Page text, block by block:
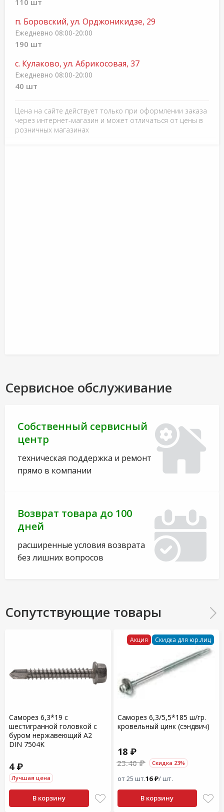
п. Боровский, ул. Орджоникидзе, 29
Ежедневно 08:00-20:00
190 шт
с. Кулаково, ул. Абрикосовая, 37
Ежедневно 08:00-20:00
40 шт
Цена на сайте действует только при оформлении заказа
через интернет-магазин и может отличаться от цены в
розничных магазинах
Сервисное обслуживание
Собственный сервисный
центр
техническая поддержка и ремонт
прямо в компании
Возврат товара до 100
дней
расширенные условия возврата
без лишних вопросов
Сопутствующие товары
Саморез 6,3*19 с
шестигранной головкой с
буром нержавеющий A2
DIN 7504K
4 ₽
Лучшая цена
В корзину
Акция Скидка для юр.лиц
Саморез 6,3/5,5*185 ш/гр.
кровельный цинк (сэндвич)
18 ₽
23.40 ₽ Скидка 23%
от 25 шт.16 ₽/ шт.
В корзину